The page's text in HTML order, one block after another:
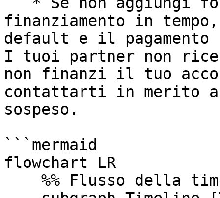
finanziamento in
default e il pagamento
I tuoi partner non
non finanzi il tuo
contattarti in merito
sospeso.
```mermaid
flowchart LR